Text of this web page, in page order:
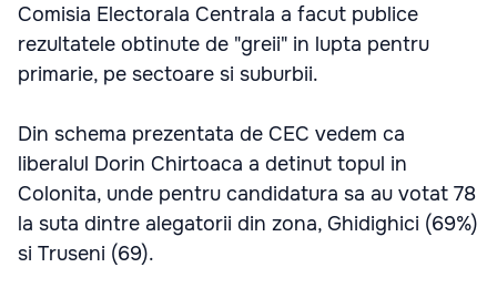
Comisia Electorala Centrala a facut publice
rezultatele obtinute de "greii" in lupta pentru
primarie, pe sectoare si suburbii.
Din schema prezentata de CEC vedem ca
liberalul Dorin Chirtoaca a detinut topul in
Colonita, unde pentru candidatura sa au votat 78
la suta dintre alegatorii din zona, Ghidighici (69%)
si Truseni (69).